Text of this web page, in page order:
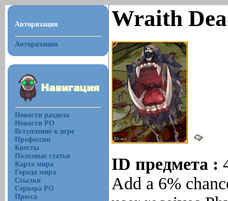
Авторизация
Авторизация
Новости раздела
Новости РО
Вступление к игре
Профессии
Квесты
Полезные статьи
Карта мира
Города мира
Ссылки
Сервера РО
Пресса
Wraith
ID предмета :
Add a 6%